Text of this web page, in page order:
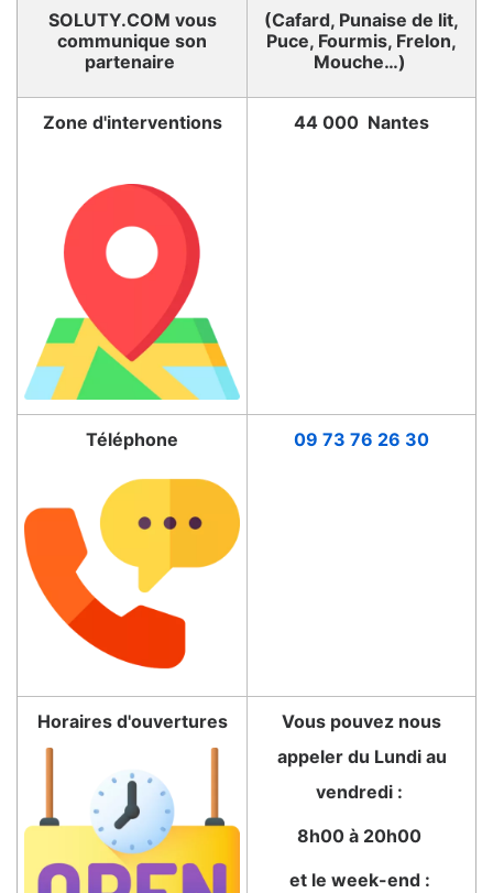
SOLUTY.COM vous
communique son
partenaire
(Cafard, Punaise de lit,
Puce, Fourmis, Frelon,
Mouche…)
Zone d'interventions 44 000 Nantes
Téléphone 09 73 76 26 30
Horaires d'ouvertures
Vous pouvez nous
appeler du Lundi au
vendredi :
8h00 à 20h00
et le week-end :